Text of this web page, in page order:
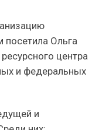
Ольга
центра
и федеральных
и